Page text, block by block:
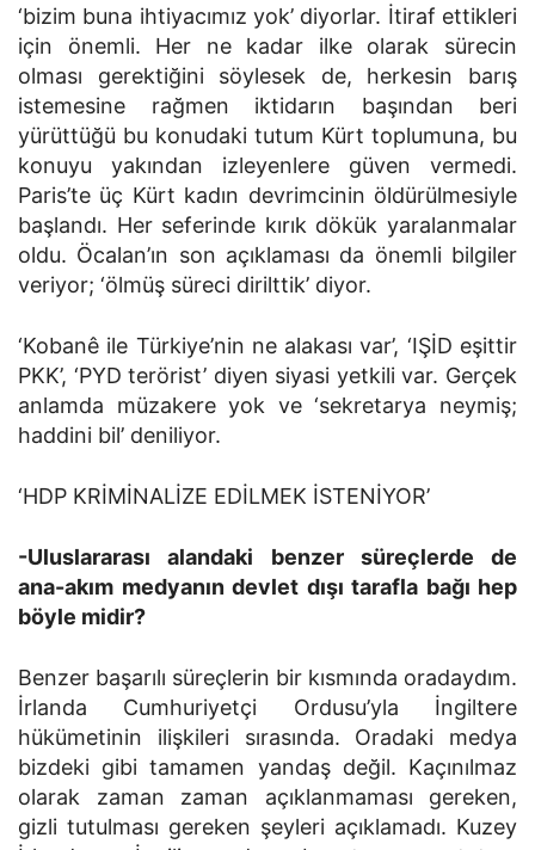
‘bizim buna ihtiyacımız yok’ diyorlar. İtiraf ettikleri
için önemli. Her ne kadar ilke olarak sürecin
olması gerektiğini söylesek de, herkesin barış
istemesine rağmen iktidarın başından beri
yürüttüğü bu konudaki tutum Kürt toplumuna, bu
konuyu yakından izleyenlere güven vermedi.
Paris’te üç Kürt kadın devrimcinin öldürülmesiyle
başlandı. Her seferinde kırık dökük yaralanmalar
oldu. Öcalan’ın son açıklaması da önemli bilgiler
veriyor; ‘ölmüş süreci dirilttik’ diyor.
‘Kobanê ile Türkiye’nin ne alakası var’, ‘IŞİD eşittir
PKK’, ‘PYD terörist’ diyen siyasi yetkili var. Gerçek
anlamda müzakere yok ve ‘sekretarya neymiş;
haddini bil’ deniliyor.
‘HDP KRİMİNALİZE EDİLMEK İSTENİYOR’
-Uluslararası alandaki benzer süreçlerde de
ana-akım medyanın devlet dışı tarafla bağı hep
böyle midir?
Benzer başarılı süreçlerin bir kısmında oradaydım.
İrlanda Cumhuriyetçi Ordusu’yla İngiltere
hükümetinin ilişkileri sırasında. Oradaki medya
bizdeki gibi tamamen yandaş değil. Kaçınılmaz
olarak zaman zaman açıklanmaması gereken,
gizli tutulması gereken şeyleri açıklamadı. Kuzey